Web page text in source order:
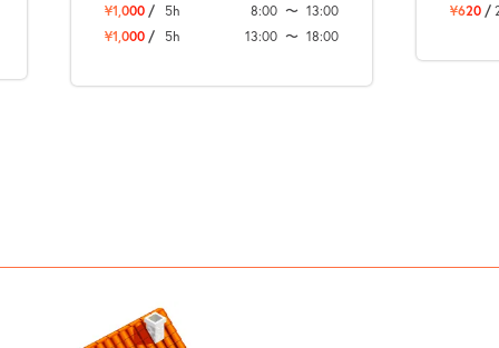
¥1,000 / 5h 8:00 〜 13:00
¥1,000 / 5h 13:00 〜 18:00
¥620 /